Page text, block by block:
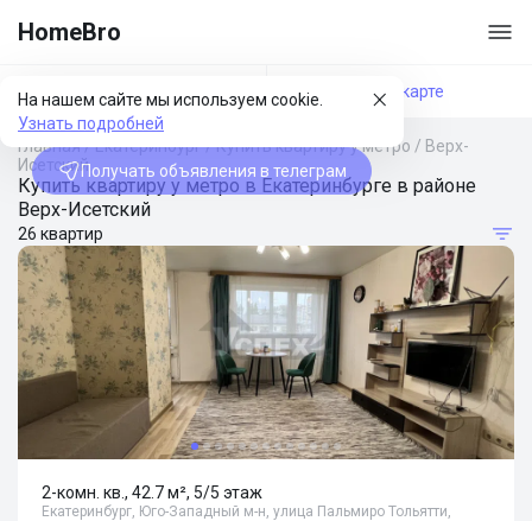
HomeBro
На нашем сайте мы используем cookie.
Узнать подробней
Получать объявления в телеграм
Фильтры На карте
Главная/Екатеринбург/Купить квартиру у метро / Верх-
Исетский
Купить квартиру у метро в Екатеринбурге в районе
Верх-Исетский
26 квартир
2-комн. кв., 42.7 м², 5/5 этаж
Екатеринбург, Юго-Западный м-н, улица Пальмиро Тольятти,